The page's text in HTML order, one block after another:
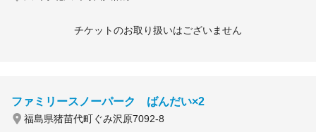
チケットのお取り扱いはございません
ファミリースノーパーク ばんだい×2
福島県猪苗代町ぐみ沢原7092-8